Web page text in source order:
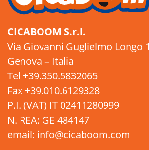
CICABOOM S.r.l.
Via Giovanni Guglielmo Longo
Genova – Italia
Tel +39.350.5832065
Fax +39.010.6129328
P.I. (VAT) IT 02411280999
N. REA: GE 484147
email: info@cicaboom.com